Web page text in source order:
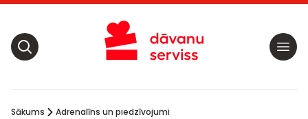
Sākums Adrenalīns un piedzīvojumi